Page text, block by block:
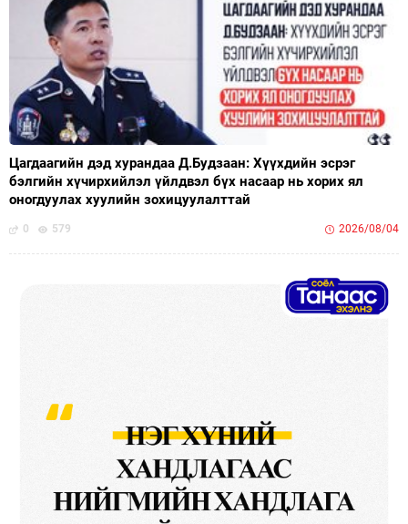
Цагдаагийн дэд хурандаа Д.Будзаан: Хүүхдийн эсрэг
бэлгийн хүчирхийлэл үйлдвэл бүх насаар нь хорих ял
оногдуулах хуулийн зохицуулалттай
0 579 2026/08/04